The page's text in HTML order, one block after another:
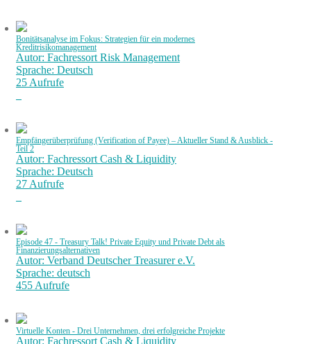
Bonitätsanalyse im Fokus: Strategien für ein modernes
Kreditrisikomanagement
Autor: Fachressort Risk Management
Sprache: Deutsch
25 Aufrufe
Empfängerüberprüfung (Verification of Payee) – Aktueller Stand & Ausblick -
Teil 2
Autor: Fachressort Cash & Liquidity
Sprache: Deutsch
27 Aufrufe
Episode 47 - Treasury Talk! Private Equity und Private Debt als
Finanzierungsalternativen
Autor: Verband Deutscher Treasurer e.V.
Sprache: deutsch
455 Aufrufe
Virtuelle Konten - Drei Unternehmen, drei erfolgreiche Projekte
Autor: Fachressort Cash & Liquidity